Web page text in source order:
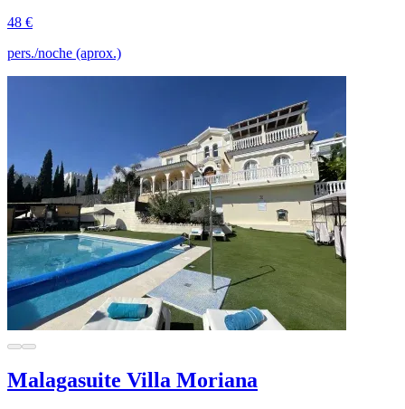
48 €
pers./noche (aprox.)
Malagasuite Villa Moriana